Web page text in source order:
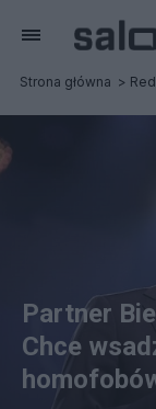
Strona główna
Partner
Chce